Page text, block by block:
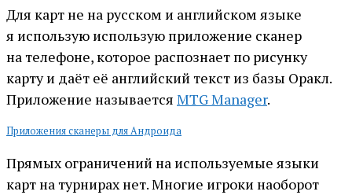
Для карт не на русском и английском языке
я использую использую приложение сканер
на телефоне, которое распознает по рисунку
карту и даёт её английский текст из базы Оракл.
Приложение называется MTG Manager.
Приложения сканеры для Андроида
Прямых ограничений на используемые языки
карт на турнирах нет. Многие игроки наоборот